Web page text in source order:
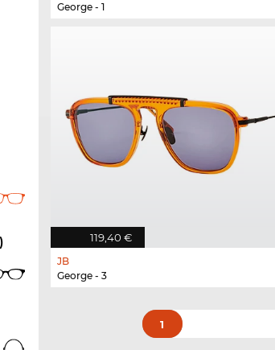
George - 1
119,40 €
JB
George - 3
1